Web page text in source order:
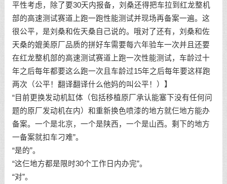
平性考虑，除了要30天内报备，刘桑还得把车拉到红龙整机
部的高速测试赛道上跑一跑性能测试并现场再备案一遍。这
很公平，是刘桑和佐天桑自己说的。哦对了还有，刘桑和佐
天桑的媲美原厂品质的拼好车需要每六年验车一次并且还要
在红龙整机部的高速测试赛道上跑一次性能测试，车龄过十
年之后每年都要这么跑一次且车龄过15年之后每年要这样跑
两次（公平！翻译翻译什么他妈的叫公平！）】
“目前更换发动机缸体（包括移植原厂承认能塞下没有任何问
题的原厂发动机在内）和重新换色喷漆的地方就仨地方能办
备案。一个是北京，一个是陕西，一个是山西。剩下的地方
一备案就扣车刁难”。
“是的”。
“这仨地方都是限时30个工作日内办完”。
“对”。